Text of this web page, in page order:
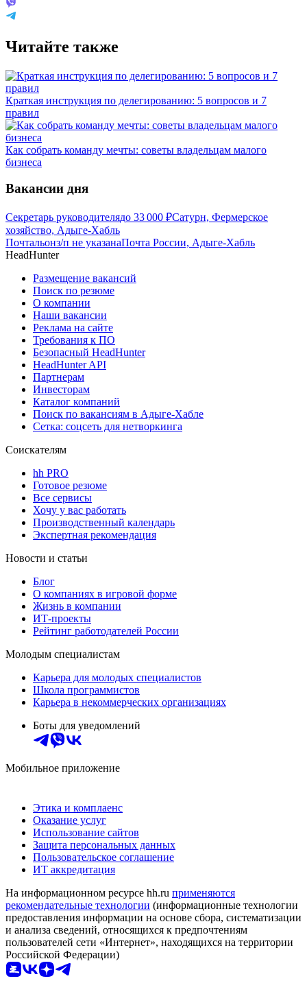
Читайте также
Краткая инструкция по делегированию: 5 вопросов и 7
правил
Как собрать команду мечты: советы владельцам малого
бизнеса
Вакансии дня
Секретарь руководителядо 33 000 ₽Сатурн, Фермерское
хозяйство, Адыге-Хабль
Почтальонз/п не указанаПочта России, Адыге-Хабль
HeadHunter
Размещение вакансий
Поиск по резюме
О компании
Наши вакансии
Реклама на сайте
Требования к ПО
Безопасный HeadHunter
HeadHunter API
Партнерам
Инвесторам
Каталог компаний
Поиск по вакансиям в Адыге-Хабле
Сетка: соцсеть для нетворкинга
Соискателям
hh PRO
Готовое резюме
Все сервисы
Хочу у вас работать
Производственный календарь
Экспертная рекомендация
Новости и статьи
Блог
О компаниях в игровой форме
Жизнь в компании
ИТ-проекты
Рейтинг работодателей России
Молодым специалистам
Карьера для молодых специалистов
Школа программистов
Карьера в некоммерческих организациях
Боты для уведомлений
Мобильное приложение
Этика и комплаенс
Оказание услуг
Использование сайтов
Защита персональных данных
Пользовательское соглашение
ИТ аккредитация
На информационном ресурсе hh.ru применяются
рекомендательные технологии (информационные технологии
предоставления информации на основе сбора, систематизации
и анализа сведений, относящихся к предпочтениям
пользователей сети «Интернет», находящихся на территории
Российской Федерации)